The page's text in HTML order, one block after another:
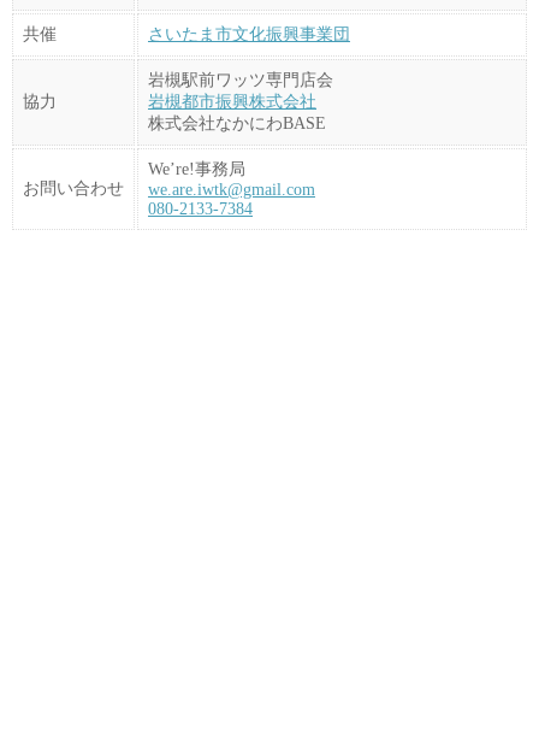
共催 さいたま市文化振興事業団
協力
岩槻駅前ワッツ専門店会
岩槻都市振興株式会社
株式会社なかにわBASE
お問い合わせ
We’re!事務局
we.are.iwtk@gmail.com
080-2133-7384